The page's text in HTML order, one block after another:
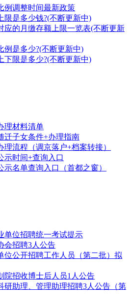
例调整时间最新政策
限是多少钱?(不断更新中)
应的月缴存额上限一览表(不断更新
例是多少?(不断更新中)
下限是多少?(不断更新中)
理材料清单
迁子女条件+办理指南
理流程（调京落户+档案转接）
示时间+查询入口
示名单查询入口（首都之窗）
单位招聘统一考试提示
会招聘3人公告
位公开招聘工作人员（第二批）拟
院招收博士后人员1人公告
研助理、管理助理招聘3人公告（第